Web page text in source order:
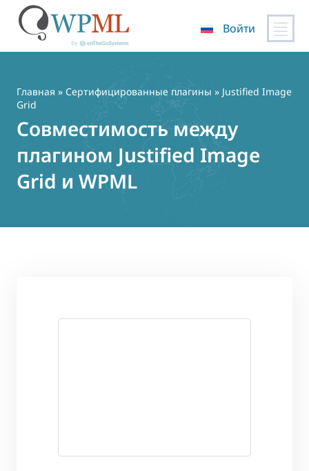
содержимому
Войти
Главная » Сертифицированные плагины » Justified Image
Grid
Совместимость между
плагином Justified Image
Grid и WPML